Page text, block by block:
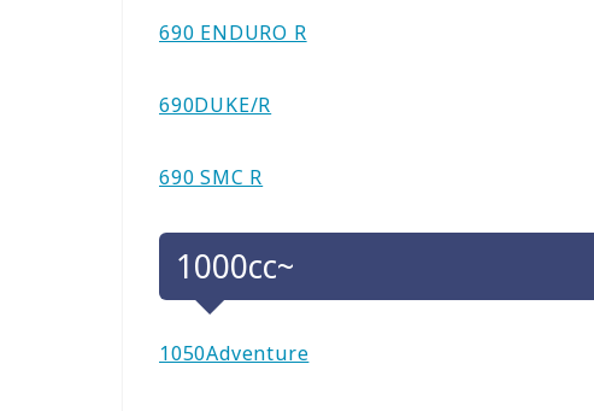
690 ENDURO R
690DUKE/R
690 SMC R
1000cc~
1050Adventure